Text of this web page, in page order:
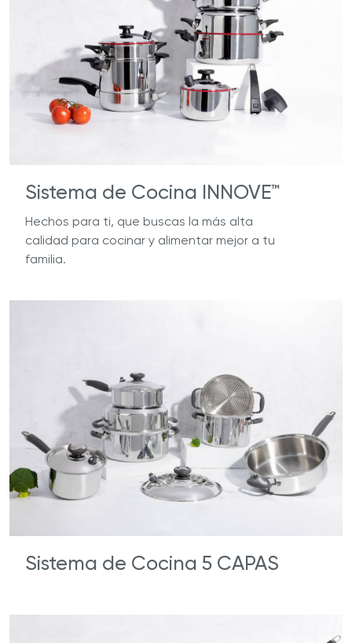
Sistema de Cocina INNOVE™
Hechos para ti, que buscas la más alta
calidad para cocinar y alimentar mejor a tu
familia.
Sistema de Cocina 5 CAPAS